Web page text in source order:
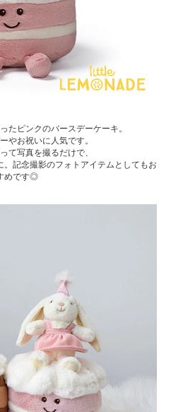
たピンクのバースデーケーキ。
やお祝いに人気です。
て写真を撮るだけで、
記念撮影のフォトアイテムとしてもお
めです◎